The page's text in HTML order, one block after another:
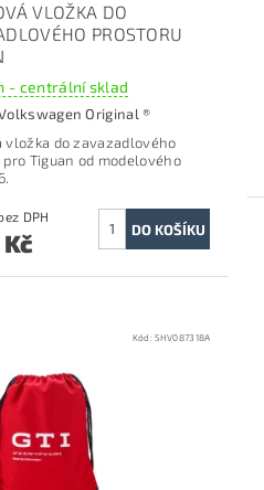
VLOŽKA DO
PROSTORU
- centrální sklad
Original ®
vložka do zavazadlového
Tiguan od modelového
272 Kč bez DPH
Kč
Kód:5HV087318A